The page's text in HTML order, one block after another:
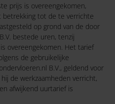
prijs is overeengekomen,
betrekking tot de te verrichte
op grond van de door
bestede uren, tenzij
overeengekomen. Het tarief
de gebruikelijke
B.V., geldend voor
de werkzaamheden verricht,
afwijkend uurtarief is